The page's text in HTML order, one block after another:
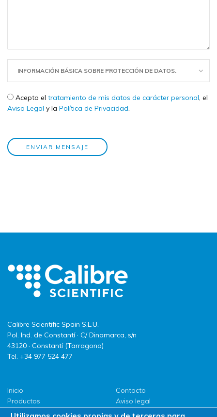
INFORMACIÓN BÁSICA SOBRE PROTECCIÓN DE DATOS.
Check legal *
Acepto el tratamiento de mis datos de carácter personal, el
Aviso Legal y la Política de Privacidad.
ENVIAR MENSAJE
Calibre Scientific Spain S.L.U.
Pol. Ind. de Constantí · C/ Dinamarca, s/n
43120 · Constantí (Tarragona)
Tel. +34 977 524 477
Inicio
Productos
LLG
Contacto
Aviso legal
Política de privacidad